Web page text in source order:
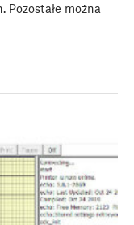
Pozostałe można